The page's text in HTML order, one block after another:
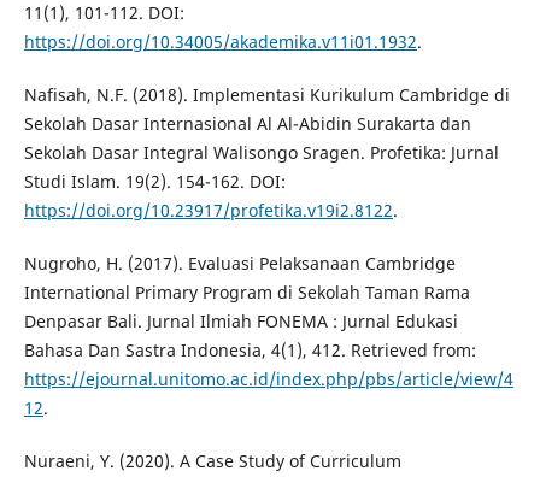
11(1), 101-112. DOI:
https://doi.org/10.34005/akademika.v11i01.1932.
Nafisah, N.F. (2018). Implementasi Kurikulum Cambridge di
Sekolah Dasar Internasional Al Al-Abidin Surakarta dan
Sekolah Dasar Integral Walisongo Sragen. Profetika: Jurnal
Studi Islam. 19(2). 154-162. DOI:
https://doi.org/10.23917/profetika.v19i2.8122.
Nugroho, H. (2017). Evaluasi Pelaksanaan Cambridge
International Primary Program di Sekolah Taman Rama
Denpasar Bali. Jurnal Ilmiah FONEMA : Jurnal Edukasi
Bahasa Dan Sastra Indonesia, 4(1), 412. Retrieved from:
https://ejournal.unitomo.ac.id/index.php/pbs/article/view/4
12.
Nuraeni, Y. (2020). A Case Study of Curriculum